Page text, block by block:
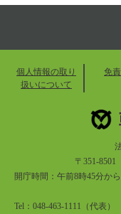
個人情報の取り
扱いについて
免
〒351-
開庁時間：午前8時45分か
Tel：048-463-1111（代表